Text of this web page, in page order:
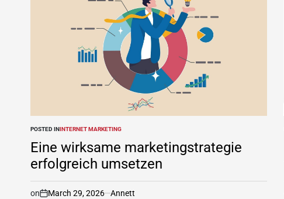
POSTED ININTERNET MARKETING
Eine wirksame marketingstrategie
erfolgreich umsetzen
on March 29, 2026 Annett